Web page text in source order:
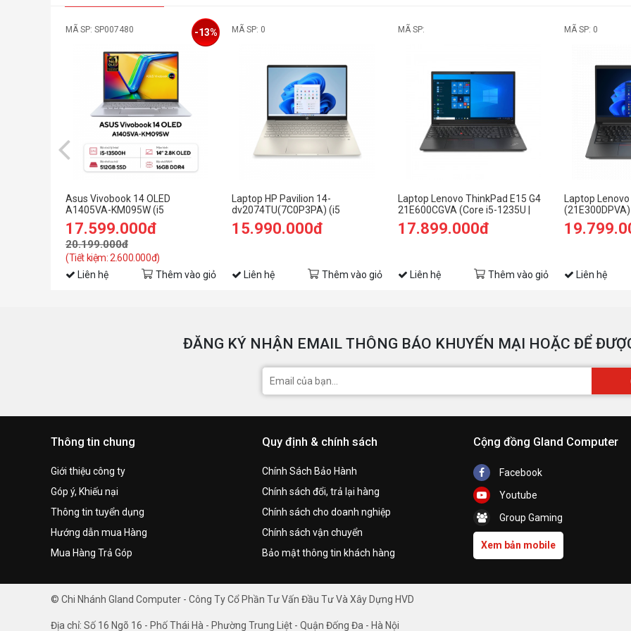
MÃ SP: SP007480
Asus Vivobook 14 OLED
A1405VA-KM095W (i5
13500H/16GB RAM/512GB
SSD/14 2.8K
Oled/Win11/Bạc/Chuột)
17.599.000đ
20.199.000đ
(Tiết kiệm: 2.600.000đ)
-13%
Liên hệ Thêm vào giỏ
MÃ SP: 0
Laptop HP Pavilion 14-
dv2074TU(7C0P3PA) (i5
1235U/8GB RAM/512GB SSD/14
FHD/Win11/Vàng)
15.990.000đ
Liên hệ Thêm vào giỏ
MÃ SP:
Laptop Lenovo ThinkPad E15 G4
21E600CGVA (Core i5-1235U |
8GB | 256GB | 15.6 inch FHD | No
OS | Black)
17.899.000đ
Liên hệ Thêm vào giỏ
MÃ SP: 0
Laptop
RAM/512GB
Đen)
Liên hệ
ĐĂNG KÝ NHẬN EMAIL THÔNG BÁO KHUYẾN MẠI HOẶC ĐỂ
Thông tin chung
Giới thiệu công ty
Góp ý, Khiếu nại
Thông tin tuyển dụng
Hướng dẫn mua Hàng
Mua Hàng Trả Góp
Quy định & chính sách
Chính Sách Bảo Hành
Chính sách đổi, trả lại hàng
Chính sách cho doanh nghiệp
Chính sách vận chuyển
Bảo mật thông tin khách hàng
Cộng đồng Gland Computer
Facebook
Youtube
Group Gaming
Xem bản mobile
© Chi Nhánh Gland Computer - Công Ty Cổ Phần Tư Vấn Đầu Tư Và Xây Dựng HVD
Địa chỉ: Số 16 Ngõ 16 - Phố Thái Hà - Phường Trung Liệt - Quận Đống Đa - Hà Nội